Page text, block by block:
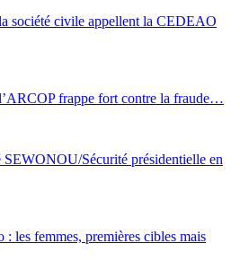
société civile appellent la CEDEAO
frappe fort contre la fraude…
Sécurité présidentielle en
les femmes, premières cibles mais